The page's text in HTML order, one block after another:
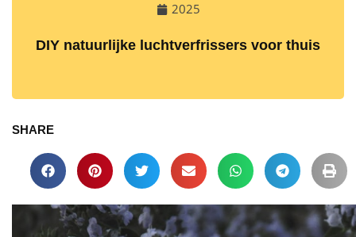
2025
DIY natuurlijke luchtverfrissers voor thuis
SHARE